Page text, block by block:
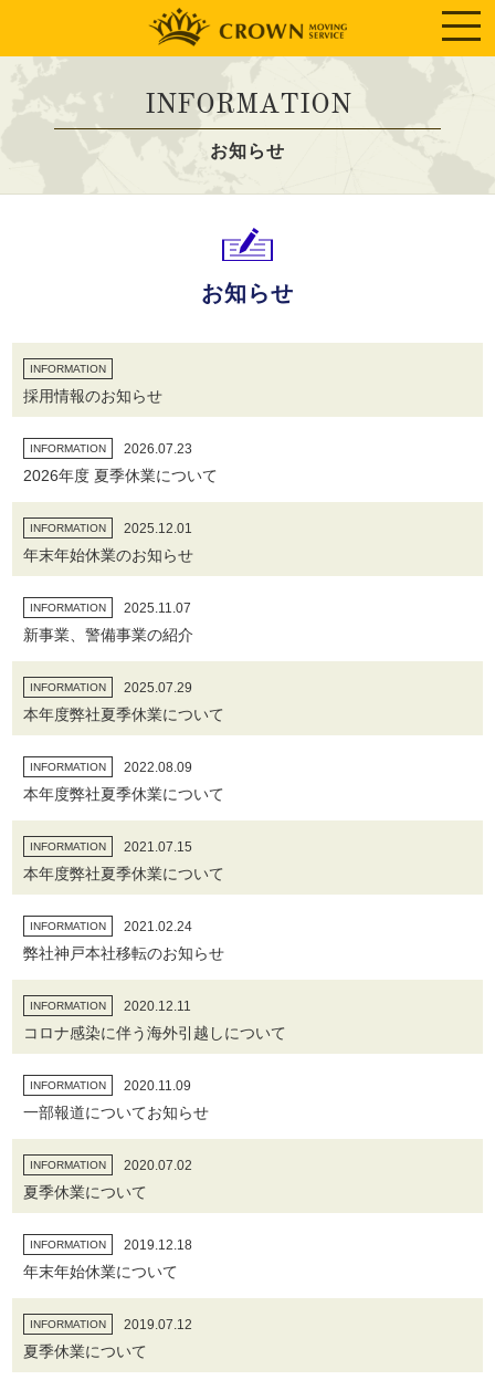
INFORMATION
お知らせ
お知らせ
INFORMATION
採用情報のお知らせ
INFORMATION 2026.07.23
2026年度 夏季休業について
INFORMATION 2025.12.01
年末年始休業のお知らせ
INFORMATION 2025.11.07
新事業、警備事業の紹介
INFORMATION 2025.07.29
本年度弊社夏季休業について
INFORMATION 2022.08.09
本年度弊社夏季休業について
INFORMATION 2021.07.15
本年度弊社夏季休業について
INFORMATION 2021.02.24
弊社神戸本社移転のお知らせ
INFORMATION 2020.12.11
コロナ感染に伴う海外引越しについて
INFORMATION 2020.11.09
一部報道についてお知らせ
INFORMATION 2020.07.02
夏季休業について
INFORMATION 2019.12.18
年末年始休業について
INFORMATION 2019.07.12
夏季休業について